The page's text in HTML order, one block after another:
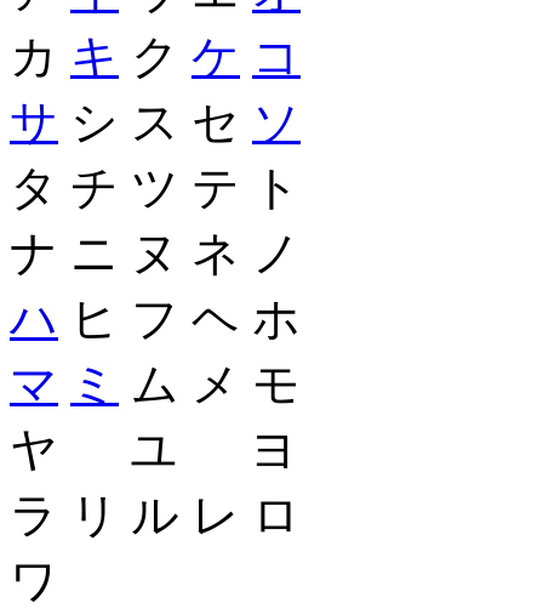
カ キ ク ケ コ
サ シ ス セ ソ
タ チ ツ テ ト
ナ ニ ヌ ネ ノ
ハ ヒ フ ヘ ホ
マ ミ ム メ モ
ヤ ユ ヨ
ラ リ ル レ ロ
ワ